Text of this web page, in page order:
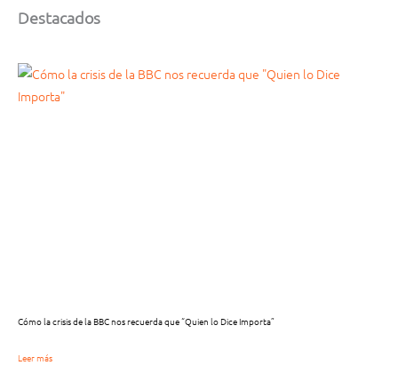
Destacados
Cómo la crisis de la BBC nos recuerda que “Quien lo Dice Importa”
Leer más